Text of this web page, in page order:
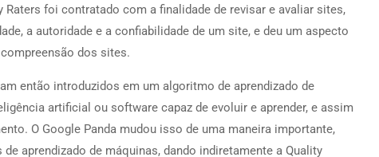
foi contratado com a finalidade de revisar e avaliar sites,
a autoridade e a confiabilidade de um site, e deu um aspecto
dos sites.
então introduzidos em um algoritmo de aprendizado de
artificial ou software capaz de evoluir e aprender, e assim
O Google Panda mudou isso de uma maneira importante,
aprendizado de máquinas, dando indiretamente a Quality